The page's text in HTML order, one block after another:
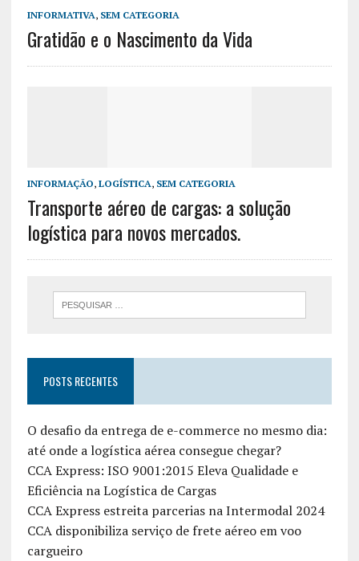
INFORMATIVA, SEM CATEGORIA
Gratidão e o Nascimento da Vida
INFORMAÇÃO, LOGÍSTICA, SEM CATEGORIA
Transporte aéreo de cargas: a solução
logística para novos mercados.
POSTS RECENTES
O desafio da entrega de e-commerce no mesmo dia:
até onde a logística aérea consegue chegar?
CCA Express: ISO 9001:2015 Eleva Qualidade e
Eficiência na Logística de Cargas
CCA Express estreita parcerias na Intermodal 2024
CCA disponibiliza serviço de frete aéreo em voo
cargueiro